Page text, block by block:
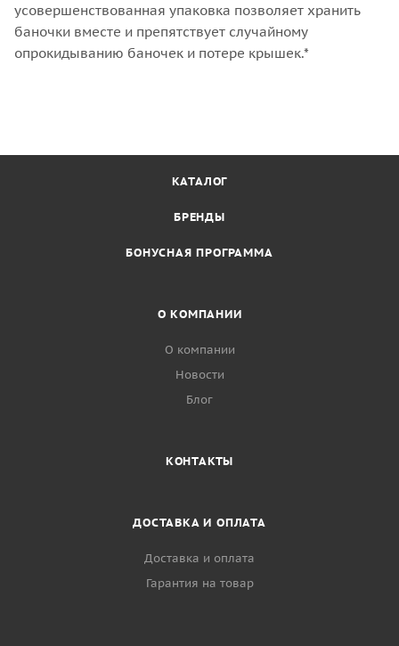
усовершенствованная упаковка позволяет хранить
баночки вместе и препятствует случайному
опрокидыванию баночек и потере крышек.*
КАТАЛОГ
БРЕНДЫ
БОНУСНАЯ ПРОГРАММА
О КОМПАНИИ
О компании
Новости
Блог
КОНТАКТЫ
ДОСТАВКА И ОПЛАТА
Доставка и оплата
Гарантия на товар